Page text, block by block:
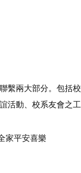
繫兩大部分。包括校
活動、校系友會之工